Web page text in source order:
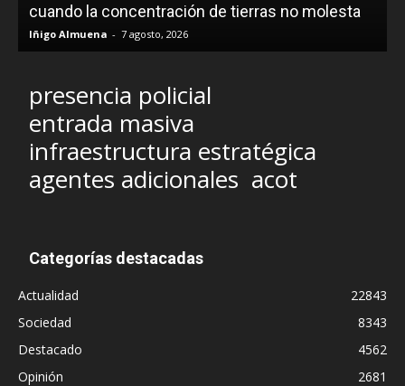
cuando la concentración de tierras no molesta
Iñigo Almuena - 7 agosto, 2026
presencia policial
entrada masiva
infraestructura estratégica
agentes adicionales acot
Categorías destacadas
Actualidad
22843
Sociedad
8343
Destacado
4562
Opinión
2681